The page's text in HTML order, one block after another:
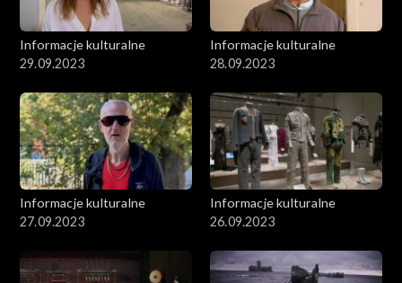
Informacje kulturalne
29.09.2023
Informacje kulturalne
28.09.2023
Informacje kulturalne
27.09.2023
Informacje kulturalne
26.09.2023